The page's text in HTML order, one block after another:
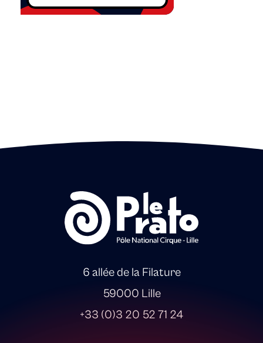
6 allée de la Filature
59000 Lille
+33 (0)3 20 52 71 24